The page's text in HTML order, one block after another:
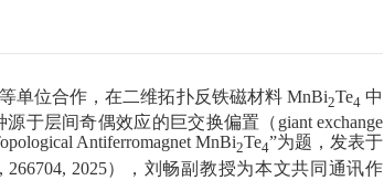
位合作，在二维拓扑反铁磁材料 MnBi2Te4 中
于层间奇偶效应的巨交换偏置（giant exchange
Antiferromagnet MnBi2Te4”为题，发表于
266704, 2025），刘畅副教授为本文共同通讯作